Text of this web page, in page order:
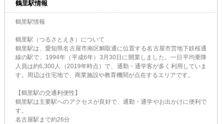
鶴里駅情報
鶴里駅情報
鶴里駅（つるさとえき）について
鶴里駅は、愛知県名古屋市南区鯛取通に位置する名古屋市営地下鉄桜通
線の駅で、1994年（平成6年）3月30日に開業しました。一日平均乗降
人員は約6,300人（2019年時点）で、通勤・通学客が多く利用していま
す。周辺は住宅地で、商業施設や教育機関が点在するエリアです。
【鶴里駅の交通利便性】
鶴里駅は主要駅へのアクセスが良好で、通勤・通学やお出かけに便利で
す。
名古屋駅まで約26分